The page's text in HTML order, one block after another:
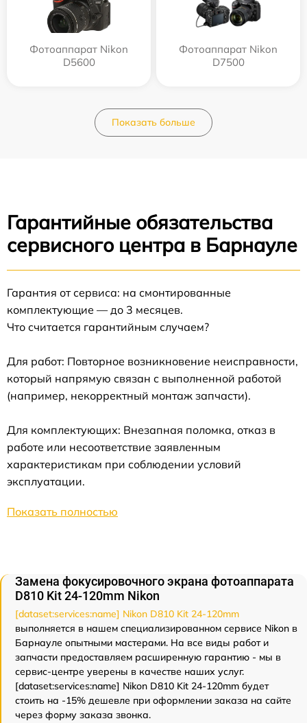
Фотоаппарат Nikon
D5600
Фотоаппарат Nikon
D7500
Показать больше
Гарантийные обязательства
сервисного центра в Барнауле
Гарантия от сервиса: на смонтированные
комплектующие — до 3 месяцев.
Что считается гарантийным случаем?
Для работ: Повторное возникновение неисправности,
который напрямую связан с выполненной работой
(например, некорректный монтаж запчасти).
Для комплектующих: Внезапная поломка, отказ в
работе или несоответствие заявленным
характеристикам при соблюдении условий
эксплуатации.
Показать полностью
Замена фокусировочного экрана фотоаппарата
D810 Kit 24-120mm Nikon
[dataset:services:name] Nikon D810 Kit 24-120mm
выполняется в нашем специализированном сервисе Nikon в
Барнауле опытными мастерами. На все виды работ и
запчасти предоставляем расширенную гарантию - мы в
сервис-центре уверены в качестве наших услуг.
[dataset:services:name] Nikon D810 Kit 24-120mm будет
стоить на -15% дешевле при оформлении заказа на сайте
через форму заказа звонка.